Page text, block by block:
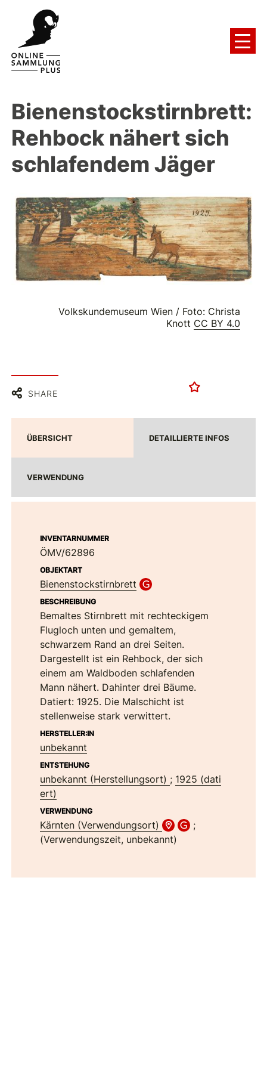
Bienenstockstirnbrett:
Rehbock nähert sich
schlafendem Jäger
Volkskundemuseum Wien / Foto: Christa
Knott CC BY 4.0
SHARE
ÜBERSICHT DETAILLIERTE INFOS
VERWENDUNG
INVENTARNUMMER
ÖMV/62896
OBJEKTART
Bienenstockstirnbrett
BESCHREIBUNG
Bemaltes Stirnbrett mit rechteckigem
Flugloch unten und gemaltem,
schwarzem Rand an drei Seiten.
Dargestellt ist ein Rehbock, der sich
einem am Waldboden schlafenden
Mann nähert. Dahinter drei Bäume.
Datiert: 1925. Die Malschicht ist
stellenweise stark verwittert.
HERSTELLER:IN
unbekannt
ENTSTEHUNG
unbekannt (Herstellungsort) ; 1925 (dati
ert)
VERWENDUNG
Kärnten (Verwendungsort)
;
(Verwendungszeit, unbekannt)